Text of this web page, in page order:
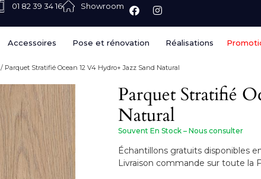
01 82 39 34 16 Showroom
Accessoires Pose et rénovation Réalisations
/ Parquet Stratifié Ocean 12 V4 Hydro+ Jazz Sand Natural
Parquet Stratifié
Natural
Souvent En Stock – Nous consulter
Échantillons gratuits disponibles
Livraison commande sur toute la